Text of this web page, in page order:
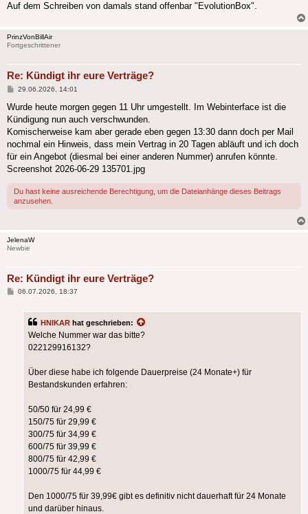
Auf dem Schreiben von damals stand offenbar "EvolutionBox".
PrinzVonBillAir
Fortgeschrittener
Re: Kündigt ihr eure Verträge?
Beitrag
29.06.2026, 14:01
Wurde heute morgen gegen 11 Uhr umgestellt. Im Webinterface ist die
Kündigung nun auch verschwunden.
Komischerweise kam aber gerade eben gegen 13:30 dann doch per Mail
nochmal ein Hinweis, dass mein Vertrag in 20 Tagen abläuft und ich doch
für ein Angebot (diesmal bei einer anderen Nummer) anrufen könnte.
Screenshot 2026-06-29 135701.jpg
Du hast keine ausreichende Berechtigung, um die Dateianhänge dieses Beitrags
anzusehen.
JelenaW
Newbie
Re: Kündigt ihr eure Verträge?
Beitrag
06.07.2026, 18:37
HNIKAR hat geschrieben:
Welche Nummer war das bitte?
022129916132?
Über diese habe ich folgende Dauerpreise (24 Monate+) für
Bestandskunden erfahren:
50/50 für 24,99 €
150/75 für 29,99 €
300/75 für 34,99 €
600/75 für 39,99 €
800/75 für 42,99 €
1000/75 für 44,99 €
Den 1000/75 für 39,99€ gibt es definitiv nicht dauerhaft für 24 Monate
und darüber hinaus.